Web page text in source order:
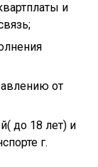
и
от
до 18 лет) и
г.